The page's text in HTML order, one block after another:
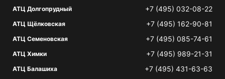
АТЦ Долгопрудный +7 (495) 032-08-22
АТЦ Щёлковская +7 (495) 162-90-81
АТЦ Семеновская +7 (495) 085-74-61
АТЦ Химки +7 (495) 989-21-31
АТЦ Балашиха +7 (495) 431-63-63